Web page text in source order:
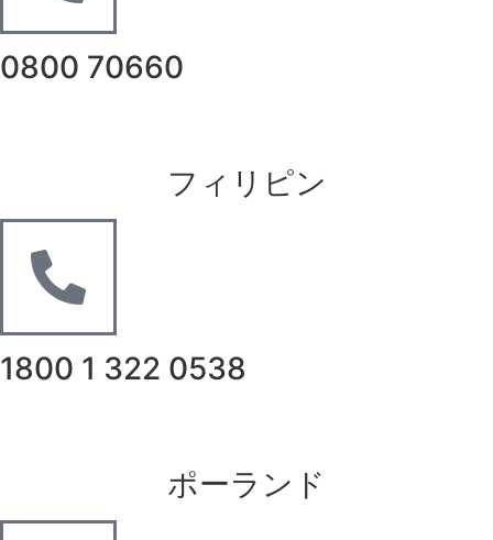
0800 70660
フィリピン
1800 1 322 0538
ポーランド